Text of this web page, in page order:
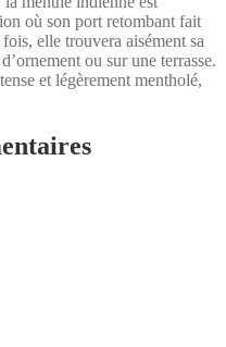
où son port retombant fait
elle trouvera aisément sa
ou sur une terrasse.
et légèrement mentholé,